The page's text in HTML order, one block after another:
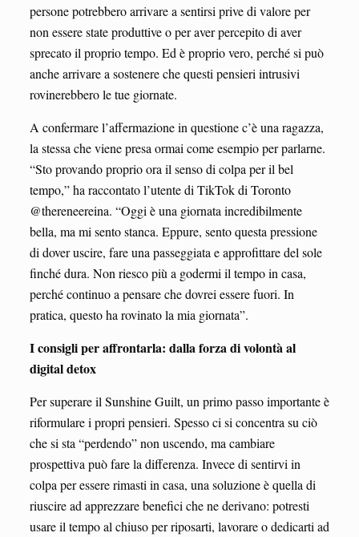
persone potrebbero arrivare a sentirsi prive di valore per
non essere state produttive o per aver percepito di aver
sprecato il proprio tempo. Ed è proprio vero, perché si può
anche arrivare a sostenere che questi pensieri intrusivi
rovinerebbero le tue giornate.
A confermare l’affermazione in questione c’è una ragazza,
la stessa che viene presa ormai come esempio per parlarne.
“Sto provando proprio ora il senso di colpa per il bel
tempo,” ha raccontato l’utente di TikTok di Toronto
@thereneereina. “Oggi è una giornata incredibilmente
bella, ma mi sento stanca. Eppure, sento questa pressione
di dover uscire, fare una passeggiata e approfittare del sole
finché dura. Non riesco più a godermi il tempo in casa,
perché continuo a pensare che dovrei essere fuori. In
pratica, questo ha rovinato la mia giornata”.
I consigli per affrontarla: dalla forza di volontà al
digital detox
Per superare il Sunshine Guilt, un primo passo importante è
riformulare i propri pensieri. Spesso ci si concentra su ciò
che si sta “perdendo” non uscendo, ma cambiare
prospettiva può fare la differenza. Invece di sentirvi in
colpa per essere rimasti in casa, una soluzione è quella di
riuscire ad apprezzare benefici che ne derivano: potresti
usare il tempo al chiuso per riposarti, lavorare o dedicarti ad